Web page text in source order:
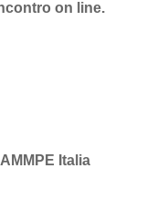
on line.
Italia